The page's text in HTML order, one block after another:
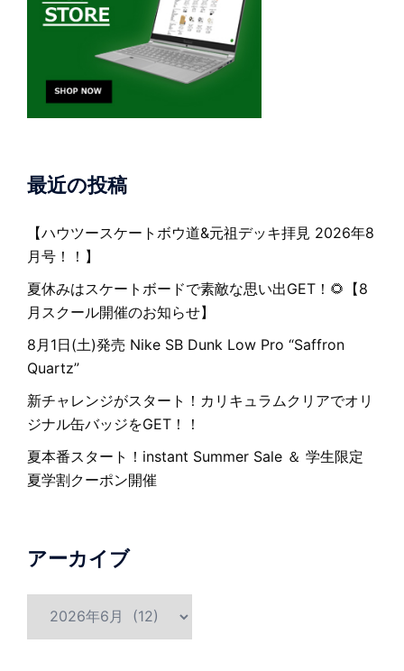
最近の投稿
【ハウツースケートボウ道&元祖デッキ拝見 2026年8
月号！！】
夏休みはスケートボードで素敵な思い出GET！🌻【8
月スクール開催のお知らせ】
8月1日(土)発売 Nike SB Dunk Low Pro “Saffron
Quartz”
新チャレンジがスタート！カリキュラムクリアでオリ
ジナル缶バッジをGET！！
夏本番スタート！instant Summer Sale ＆ 学生限定
夏学割クーポン開催
アーカイブ